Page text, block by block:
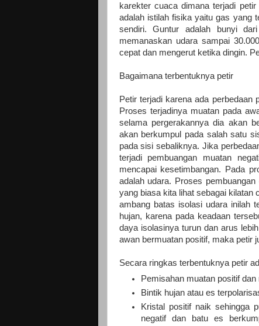
karekter cuaca dimana terjadi
adalah istilah fisika yaitu gas yang
sendiri. Guntur adalah bunyi
memanaskan udara sampai 30.000
cepat dan mengerut ketika dingin.
Bagaimana terbentuknya petir
Petir terjadi karena ada perbedaan
Proses terjadinya muatan pada
selama pergerakannya dia akan
akan berkumpul pada salah satu
pada sisi sebaliknya. Jika
terjadi pembuangan muatan
mencapai kesetimbangan. Pada
adalah udara. Proses
yang biasa kita lihat sebagai kilatan
ambang batas isolasi udara inilah
hujan, karena pada keadaan
daya isolasinya turun dan arus
awan bermuatan positif, maka petir
Secara ringkas terbentuknya petir
Pemisahan muatan positif
Bintik hujan atau es
Kristal positif naik sehingga
negatif dan batu es